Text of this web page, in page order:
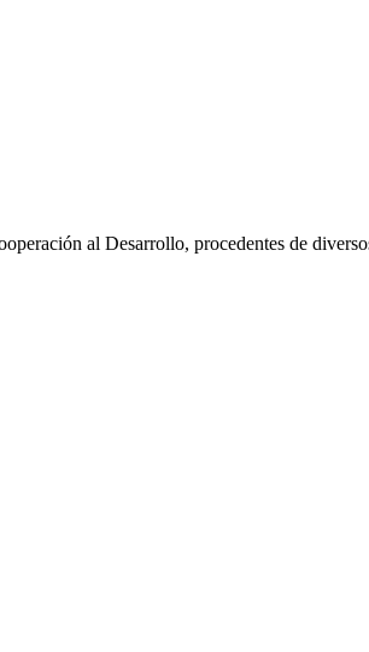
al Desarrollo, procedentes de